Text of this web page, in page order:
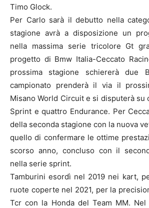
Timo Glock.
Per Carlo sarà il debutto nella
stagione avrà a disposizione un
nella massima serie tricolore Gt
progetto di Bmw Italia-Ceccato
prossima stagione schiererà due
campionato prenderà il via il
Misano World Circuit e si disputerà su
Sprint e quattro Endurance. Per
della seconda stagione con la nuova
quello di confermare le ottime
scorso anno, concluso con il
nella serie sprint.
Tamburini esordì nel 2019 nei kart,
ruote coperte nel 2021, per la
Tcr con la Honda del Team MM.